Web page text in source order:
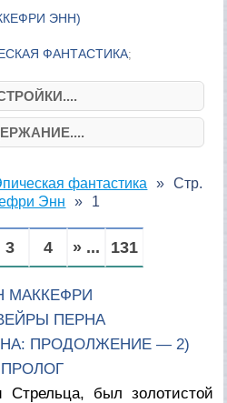
ЭНН)
ФАНТАСТИКА;
фантастика
Энн
Стр.
1
3 4 » ... 131
МАККЕФРИ
ПЕРНА
ПРОДОЛЖЕНИЕ — 2)
ПРОЛОГ
Стрельца, был золотистой